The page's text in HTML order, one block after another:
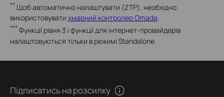
** Щоб автоматично налаштувати (ZTP), необхідно
використовувати хмарний контролер Omada.
*** Функції рівня 3 і функції для інтернет-провайдерів
налаштовуються тільки в режимі Standalone.
Підписатись на розсилку